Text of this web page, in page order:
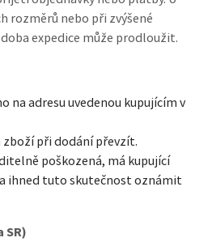
rozměrů nebo při zvýšené
expedice může prodloužit.
na adresu uvedenou kupujícím v
zboží při dodání převzít.
poškozená, má kupující
a ihned tuto skutečnost oznámit
SR)